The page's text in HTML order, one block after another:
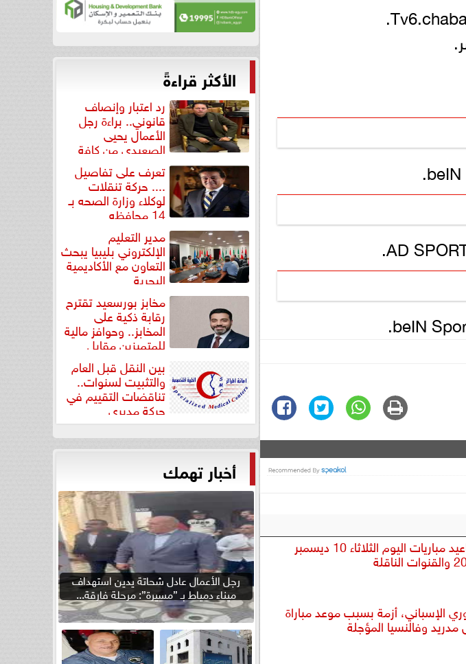
مواعيد مباريات اليوم الثلاثاء 10 ديسمبر
الإسباني، أزمة بسبب موعد مباراة
مدريد وفالنسيا المؤجلة
الأكثر قراءةً
رد اعتبار وإنصاف
قانوني.. براءة رجل
الأعمال يحيى
الصعيدي من كافة
التهم... تعرف على تفاصيل
.... حركة تنقلات
لوكلاء وزارة الصحه بـ
14 محافظه
مدير التعليم
الإلكتروني بليبيا يبحث
التعاون مع الأكاديمية
البحرية
مخابز بورسعيد تقترح
رقابة ذكية على
المخابز.. وحوافز مالية
للمتميزين مقابل
بين النقل قبل العام
والتثبيت لسنوات..
تناقضات التقييم في
حركة مديري
”مستشفيات...
أخبار تهمك
رجل الأعمال عادل شحاتة يدين استهداف
ميناء دمياط بـ ”مسيرة”: مرحلة فارقة...